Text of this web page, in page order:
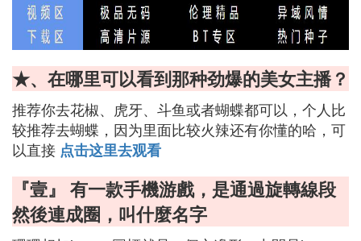
★、在哪里可以看到那种劲爆的美女主播？
推荐你去花椒、虎牙、斗鱼或者蝴蝶都可以，个人比
较推荐去蝴蝶，因为里面比较火辣还有你懂的哈，可
以直接 点击这里去观看
『壹』 有一款手機游戲，是通過旋轉線段
然後連成圈，叫什麼名字